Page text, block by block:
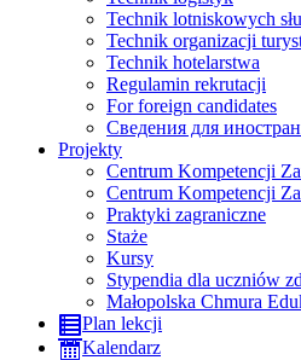
Technik lotniskowych
Technik organizacji
Technik hotelarstwa
Regulamin rekrutacji
For foreign candidates
Сведения для
Projekty
Centrum Kompetencji
Centrum Kompetencji
Praktyki zagraniczne
Staże
Kursy
Stypendia dla uczniów
Małopolska Chmura
Plan lekcji
Kalendarz